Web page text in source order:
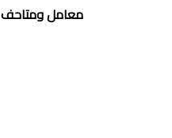
معامل ومتاحف